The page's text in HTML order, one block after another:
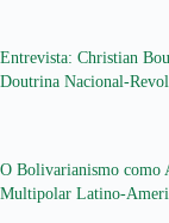
Entrevista: Christian
Doutrina Nacional-
O Bolivarianismo como
Multipolar Latino-